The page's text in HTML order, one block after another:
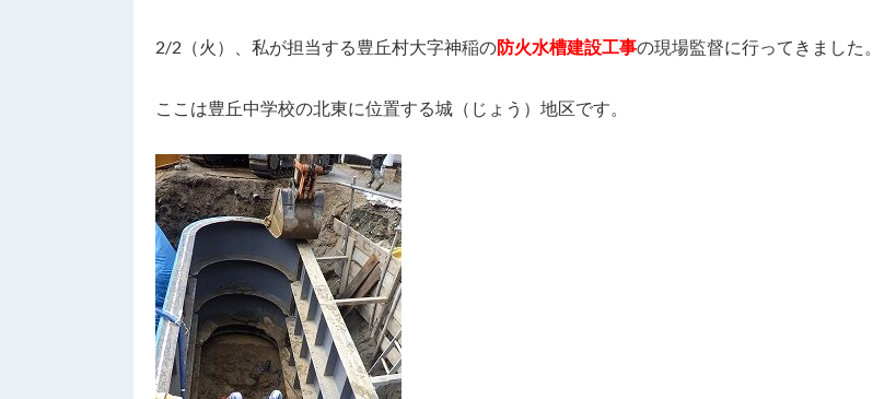
2/2（火）、私が担当する豊丘村大字神稲の防火水槽建設工事の現場監督に行ってきました。
ここは豊丘中学校の北東に位置する城（じょう）地区です。